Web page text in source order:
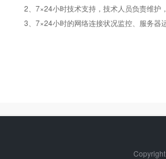
2、7×24小时技术支持，技术人员负责维护
3、7×24小时的网络连接状况监控、服务器